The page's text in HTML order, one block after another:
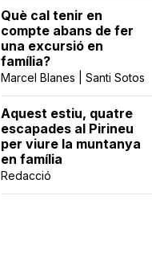
Què cal tenir en
compte abans de fer
una excursió en
família?
Marcel Blanes | Santi Sotos
Aquest estiu, quatre
escapades al Pirineu
per viure la muntanya
en família
Redacció